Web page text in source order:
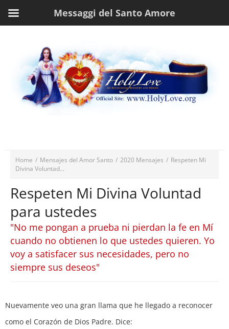
Home / Mensajes del Amor Santo / 2020 Mensajes / Respeten Mi
Divina Voluntad...
Respeten Mi Divina Voluntad
para ustedes
"No me pongan a prueba ni pierdan la fe en Mí
cuando no obtienen lo que ustedes quieren. Yo
voy a satisfacer sus necesidades, pero no
siempre sus deseos"
Nuevamente veo una gran llama que he llegado a reconocer
como el Corazón de Dios Padre. Dice:
Messaggi del Santo Amore